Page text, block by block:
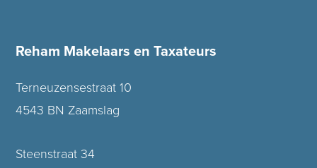
Reham Makelaars en Taxateurs
Terneuzensestraat 10
4543 BN Zaamslag
Steenstraat 34